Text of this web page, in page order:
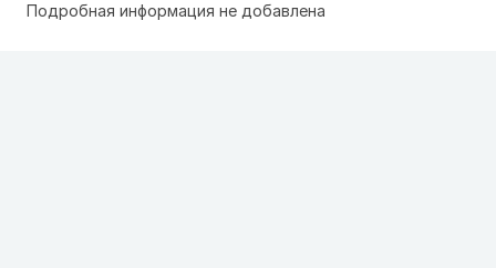
Подробная информация не добавлена